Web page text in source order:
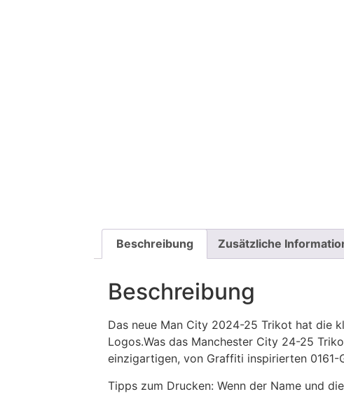
Beschreibung Zusätzliche
Beschreibung
Das neue Man City 2024-25 Trikot hat die
Logos.Was das Manchester City 24-25
einzigartigen, von Graffiti inspirierten 0161-
Tipps zum Drucken: Wenn der Name und